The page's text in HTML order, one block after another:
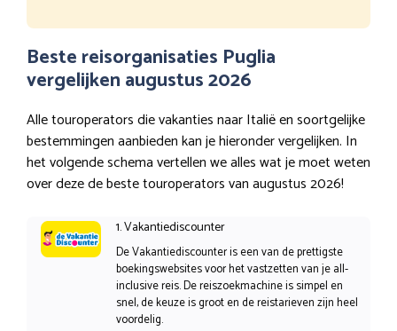
Beste reisorganisaties Puglia
vergelijken augustus 2026
Alle touroperators die vakanties naar Italië en soortgelijke
bestemmingen aanbieden kan je hieronder vergelijken. In
het volgende schema vertellen we alles wat je moet weten
over deze de beste touroperators van augustus 2026!
1. Vakantiediscounter
De Vakantiediscounter is een van de prettigste
boekingswebsites voor het vastzetten van je all-
inclusive reis. De reiszoekmachine is simpel en
snel, de keuze is groot en de reistarieven zijn heel
voordelig.